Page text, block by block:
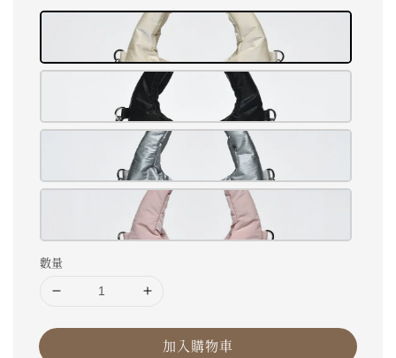
數量
加入購物車